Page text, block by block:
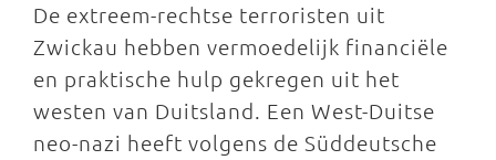
De extreem-rechtse terroristen uit
Zwickau hebben vermoedelijk financiële
en praktische hulp gekregen uit het
westen van Duitsland. Een West-Duitse
neo-nazi heeft volgens de Süddeutsche